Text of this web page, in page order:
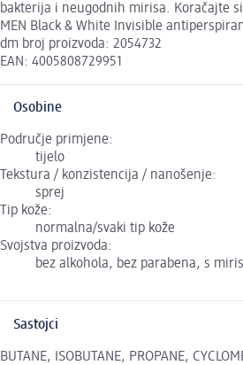
bakterija i neugodnih mirisa. Koračajte
MEN Black & White Invisible
dm broj proizvoda: 2054732
EAN: 4005808729951
Osobine
Područje primjene:
tijelo
Tekstura / konzistencija / nanošenje:
sprej
Tip kože:
normalna/svaki tip kože
Svojstva proizvoda:
bez alkohola, bez parabena, s
Sastojci
BUTANE, ISOBUTANE, PROPANE,